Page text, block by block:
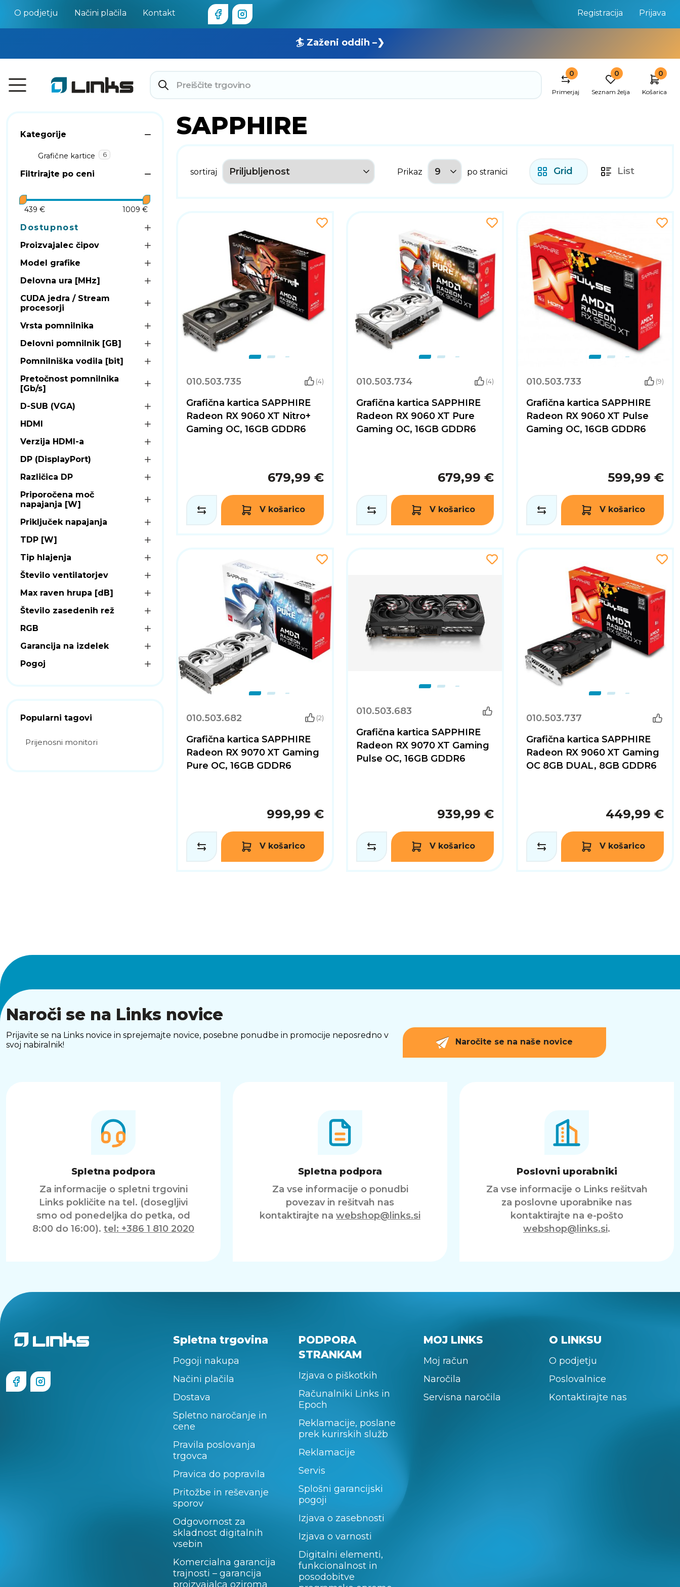
O podjetju Načini plačila Kontakt Registracija Prijava
🏄 Zaženi oddih –❯
0
Primerjaj
0
Seznam želja
0
Košarica
Kategorije
Grafične kartice 6
Filtrirajte po ceni
439 € 1009 €
Dostupnost
Proizvajalec čipov
Model grafike
Delovna ura [MHz]
CUDA jedra / Stream
procesorji
Vrsta pomnilnika
Delovni pomnilnik [GB]
Pomnilniška vodila [bit]
Pretočnost pomnilnika
[Gb/s]
D-SUB (VGA)
HDMI
Verzija HDMI-a
DP (DisplayPort)
Različica DP
Priporočena moč
napajanja [W]
Priključek napajanja
TDP [W]
Tip hlajenja
Število ventilatorjev
Max raven hrupa [dB]
Število zasedenih rež
RGB
Garancija na izdelek
Pogoj
Popularni tagovi
Prijenosni monitori
SAPPHIRE
sortiraj Prikaz po stranici Grid List
010.503.735 (4)
Grafična kartica SAPPHIRE
Radeon RX 9060 XT Nitro+
Gaming OC, 16GB GDDR6
679,99 €
V košarico
010.503.734 (4)
Grafična kartica SAPPHIRE
Radeon RX 9060 XT Pure
Gaming OC, 16GB GDDR6
679,99 €
V košarico
010.503.733 (9)
Grafična kartica SAPPHIRE
Radeon RX 9060 XT Pulse
Gaming OC, 16GB GDDR6
599,99 €
V košarico
010.503.682 (2)
Grafična kartica SAPPHIRE
Radeon RX 9070 XT Gaming
Pure OC, 16GB GDDR6
999,99 €
V košarico
010.503.683
Grafična kartica SAPPHIRE
Radeon RX 9070 XT Gaming
Pulse OC, 16GB GDDR6
939,99 €
V košarico
010.503.737
Grafična kartica SAPPHIRE
Radeon RX 9060 XT Gaming
OC 8GB DUAL, 8GB GDDR6
449,99 €
V košarico
Naroči se na Links novice
Prijavite se na Links novice in sprejemajte novice, posebne ponudbe in promocije neposredno v
svoj nabiralnik!
Naročite se na naše novice
Spletna podpora
Za informacije o spletni trgovini
Links pokličite na tel. (dosegljivi
smo od ponedeljka do petka, od
8:00 do 16:00). tel: +386 1 810 2020
Spletna podpora
Za vse informacije o ponudbi
povezav in rešitvah nas
kontaktirajte na webshop@links.si
Poslovni uporabniki
Za vse informacije o Links rešitvah
za poslovne uporabnike nas
kontaktirajte na e-pošto
webshop@links.si.
Spletna trgovina
Pogoji nakupa
Načini plačila
Dostava
Spletno naročanje in
cene
Pravila poslovanja
trgovca
Pravica do popravila
Pritožbe in reševanje
sporov
Odgovornost za
skladnost digitalnih
vsebin
Komercialna garancija
trajnosti – garancija
proizvajalca oziroma
PODPORA
STRANKAM
Izjava o piškotkih
Računalniki Links in
Epoch
Reklamacije, poslane
prek kurirskih služb
Reklamacije
Servis
Splošni garancijski
pogoji
Izjava o zasebnosti
Izjava o varnosti
Digitalni elementi,
funkcionalnost in
posodobitve
MOJ LINKS
Moj račun
Naročila
Servisna naročila
O LINKSU
O podjetju
Poslovalnice
Kontaktirajte nas